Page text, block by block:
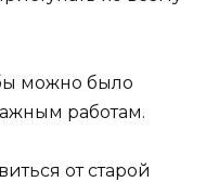
можно было
работам.
от старой